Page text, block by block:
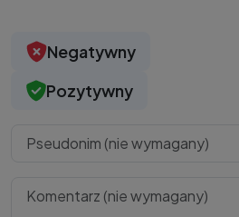
Negatywny
Pozytywny